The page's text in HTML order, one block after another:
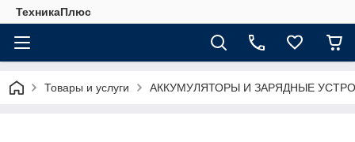
ТехникаПлюс
Товары и услуги АККУМУЛЯТОРЫ И ЗАРЯДНЫЕ